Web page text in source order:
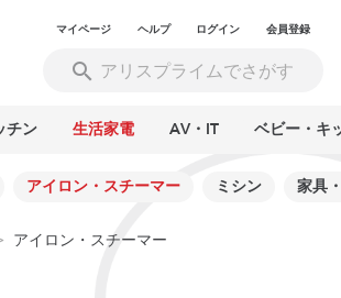
マイページ ヘルプ ログイン 会員登録
チン 生活家電 AV・IT ベビー・キ
アイロン・スチーマー ミシン 家具
アイロン・スチーマー